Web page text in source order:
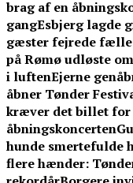
brag af en
gangEsbjerg lagde
gæster fejrede
på Rømø udløste
i luftenEjerne
åbner Tønder
kræver det billet
åbningskoncerten
hunde smertefulde
flere hænder: